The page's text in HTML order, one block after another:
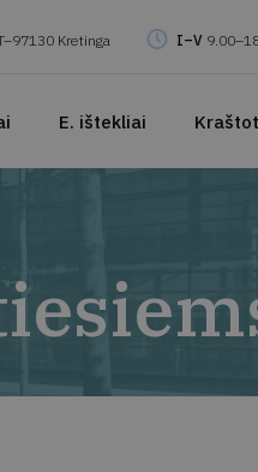
Kretinga I–V
E. ištekliai